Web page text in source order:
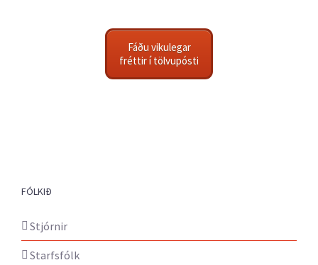
Fáðu vikulegar
fréttir í tölvupósti
FÓLKIÐ
Stjórnir
Starfsfólk